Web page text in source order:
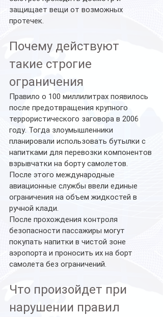
защищает вещи от возможных
протечек.
Почему действуют
такие строгие
ограничения
Правило о 100 миллилитрах появилось
после предотвращения крупного
террористического заговора в 2006
году. Тогда злоумышленники
планировали использовать бутылки с
напитками для перевозки компонентов
взрывчатки на борту самолетов.
После этого международные
авиационные службы ввели единые
ограничения на объем жидкостей в
ручной клади.
После прохождения контроля
безопасности пассажиры могут
покупать напитки в чистой зоне
аэропорта и проносить их на борт
самолета без ограничений.
Что произойдет при
нарушении правил